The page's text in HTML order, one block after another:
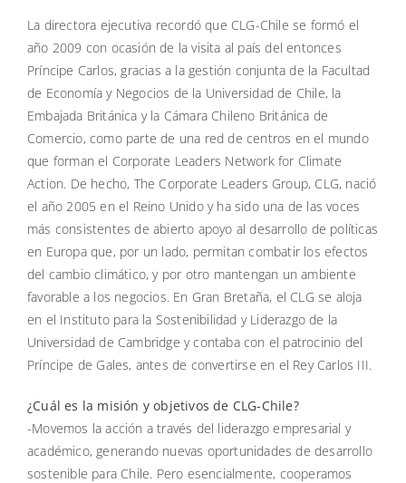
La directora ejecutiva recordó que CLG-Chile se formó el
año 2009 con ocasión de la visita al país del entonces
Príncipe Carlos, gracias a la gestión conjunta de la Facultad
de Economía y Negocios de la Universidad de Chile, la
Embajada Británica y la Cámara Chileno Británica de
Comercio, como parte de una red de centros en el mundo
que forman el Corporate Leaders Network for Climate
Action. De hecho, The Corporate Leaders Group, CLG, nació
el año 2005 en el Reino Unido y ha sido una de las voces
más consistentes de abierto apoyo al desarrollo de políticas
en Europa que, por un lado, permitan combatir los efectos
del cambio climático, y por otro mantengan un ambiente
favorable a los negocios. En Gran Bretaña, el CLG se aloja
en el Instituto para la Sostenibilidad y Liderazgo de la
Universidad de Cambridge y contaba con el patrocinio del
Príncipe de Gales, antes de convertirse en el Rey Carlos III.
¿Cuál es la misión y objetivos de CLG-Chile?
-Movemos la acción a través del liderazgo empresarial y
académico, generando nuevas oportunidades de desarrollo
sostenible para Chile. Pero esencialmente, cooperamos